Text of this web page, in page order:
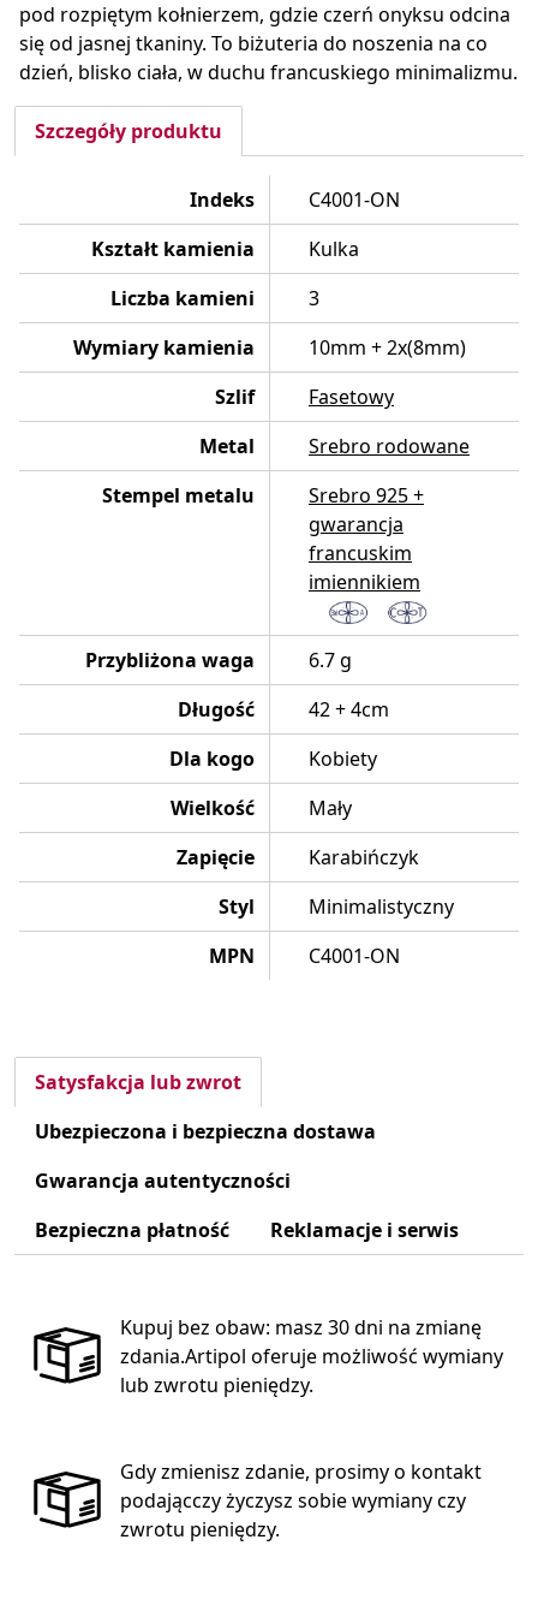
pod rozpiętym kołnierzem, gdzie czerń onyksu odcina
się od jasnej tkaniny. To biżuteria do noszenia na co
dzień, blisko ciała, w duchu francuskiego minimalizmu.
Szczegóły produktu
Indeks
C4001-ON
Kształt kamienia
Kulka
Liczba kamieni
3
Wymiary kamienia
10mm + 2x(8mm)
Szlif
Fasetowy
Metal
Srebro rodowane
Stempel metalu
Srebro 925 +
gwarancja
francuskim
imiennikiem
Przybliżona waga
6.7 g
Długość
42 + 4cm
Dla kogo
Kobiety
Wielkość
Mały
Zapięcie
Karabińczyk
Styl
Minimalistyczny
MPN
C4001-ON
Satysfakcja lub zwrot
Ubezpieczona i bezpieczna dostawa
Gwarancja autentyczności
Bezpieczna płatność
Reklamacje i serwis
Kupuj bez obaw: masz 30 dni na zmianę
zdania.Artipol oferuje możliwość wymiany
lub zwrotu pieniędzy.
Gdy zmienisz zdanie, prosimy o kontakt
podającczy życzysz sobie wymiany czy
zwrotu pieniędzy.